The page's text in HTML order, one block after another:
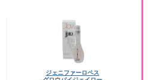
ジェニファーロペス